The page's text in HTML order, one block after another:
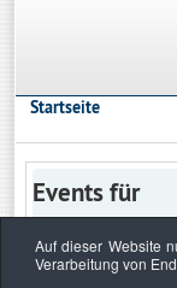
Startseite
Events für
Auf dieser Website
Verarbeitung von